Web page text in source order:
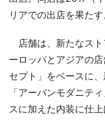
リアでの出店を果たす
店舗は、新たなスト
ーロッパとアジアの
セプト」をベースに
「アーバンモダニテ
スに加えた内装に仕上